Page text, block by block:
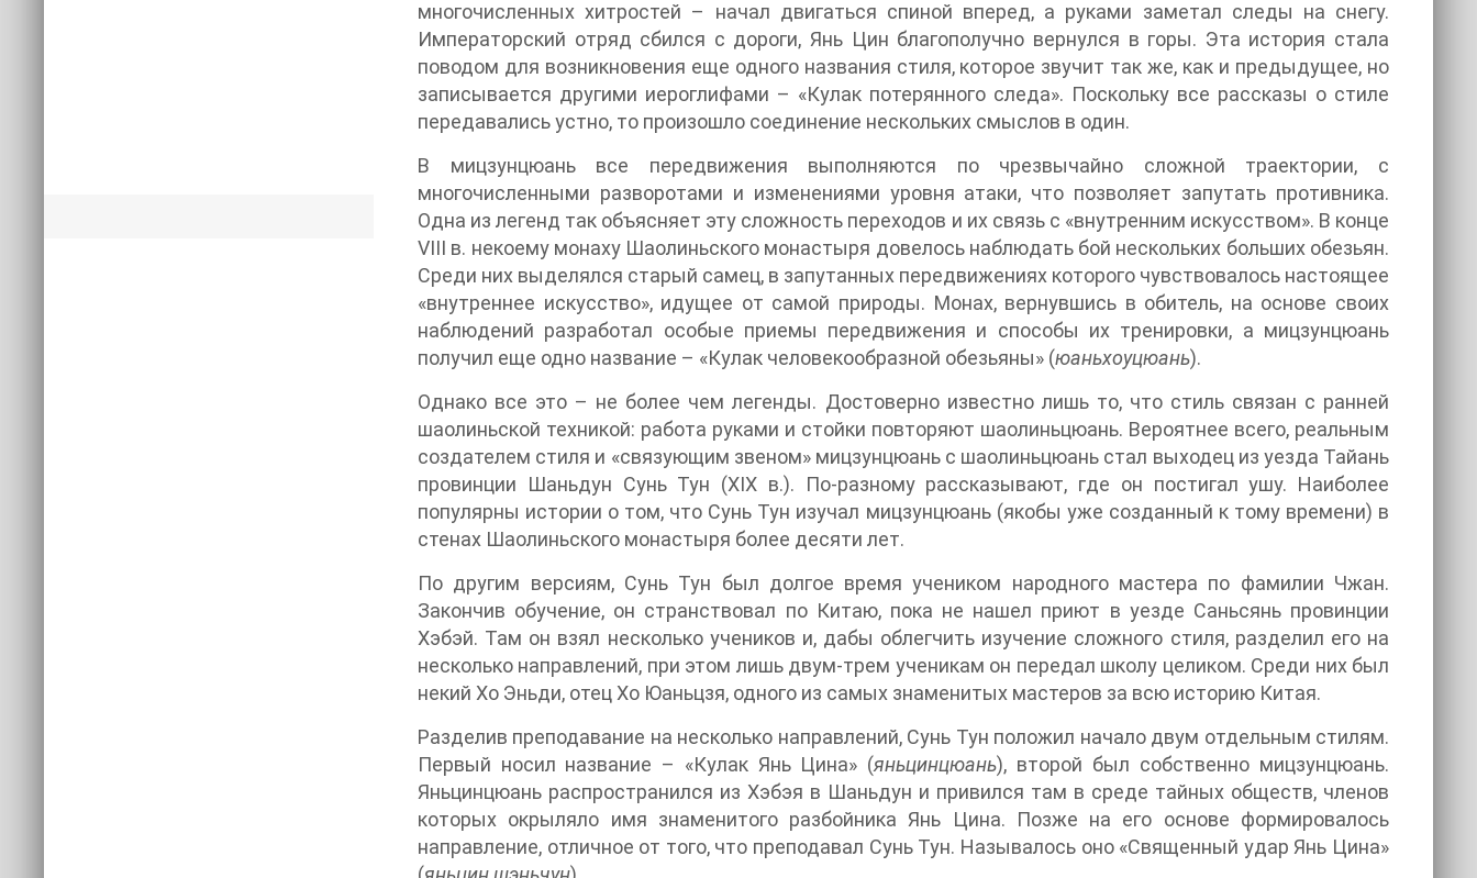
многочисленных хитростей – начал двигаться спиной вперед, а руками заметал следы на снегу.
Императорский отряд сбился с дороги, Янь Цин благополучно вернулся в горы. Эта история стала
поводом для возникновения еще одного названия стиля, которое звучит так же, как и предыдущее, но
записывается другими иероглифами – «Кулак потерянного следа». Поскольку все рассказы о стиле
передавались устно, то произошло соединение нескольких смыслов в один.
В мицзунцюань все передвижения выполняются по чрезвычайно сложной траектории, с
многочисленными разворотами и изменениями уровня атаки, что позволяет запутать противника.
Одна из легенд так объясняет эту сложность переходов и их связь с «внутренним искусством». В конце
VIII в. некоему монаху Шаолиньского монастыря довелось наблюдать бой нескольких больших обезьян.
Среди них выделялся старый самец, в запутанных передвижениях которого чувствовалось настоящее
«внутреннее искусство», идущее от самой природы. Монах, вернувшись в обитель, на основе своих
наблюдений разработал особые приемы передвижения и способы их тренировки, а мицзунцюань
получил еще одно название – «Кулак человекообразной обезьяны» (юаньхоуцюань).
Однако все это – не более чем легенды. Достоверно известно лишь то, что стиль связан с ранней
шаолиньской техникой: работа руками и стойки повторяют шаолиньцюань. Вероятнее всего, реальным
создателем стиля и «связующим звеном» мицзунцюань с шаолиньцюань стал выходец из уезда Тайань
провинции Шаньдун Сунь Тун (XIX в.). По-разному рассказывают, где он постигал ушу. Наиболее
популярны истории о том, что Сунь Тун изучал мицзунцюань (якобы уже созданный к тому времени) в
стенах Шаолиньского монастыря более десяти лет.
По другим версиям, Сунь Тун был долгое время учеником народного мастера по фамилии Чжан.
Закончив обучение, он странствовал по Китаю, пока не нашел приют в уезде Саньсянь провинции
Хэбэй. Там он взял несколько учеников и, дабы облегчить изучение сложного стиля, разделил его на
несколько направлений, при этом лишь двум-трем ученикам он передал школу целиком. Среди них был
некий Хо Эньди, отец Хо Юаньцзя, одного из самых знаменитых мастеров за всю историю Китая.
Разделив преподавание на несколько направлений, Сунь Тун положил начало двум отдельным стилям.
Первый носил название – «Кулак Янь Цина» (яньцинцюань), второй был собственно мицзунцюань.
Яньцинцюань распространился из Хэбэя в Шаньдун и привился там в среде тайных обществ, членов
которых окрыляло имя знаменитого разбойника Янь Цина. Позже на его основе формировалось
направление, отличное от того, что преподавал Сунь Тун. Называлось оно «Священный удар Янь Цина»